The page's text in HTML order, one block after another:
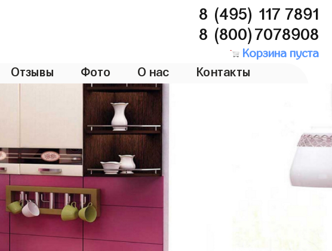
8 (495) 117 7891
8 (800)7078908
Корзина пуста
Отзывы Фото О нас Контакты